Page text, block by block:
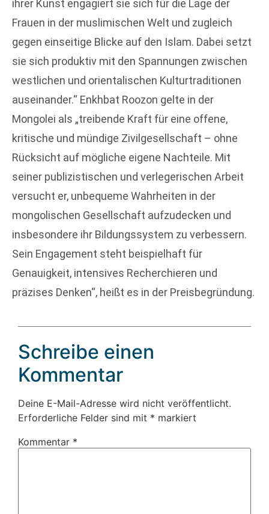
ihrer Kunst engagiert sie sich für die Lage der
Frauen in der muslimischen Welt und zugleich
gegen einseitige Blicke auf den Islam. Dabei setzt
sie sich produktiv mit den Spannungen zwischen
westlichen und orientalischen Kulturtraditionen
auseinander.“ Enkhbat Roozon gelte in der
Mongolei als „treibende Kraft für eine offene,
kritische und mündige Zivilgesellschaft – ohne
Rücksicht auf mögliche eigene Nachteile. Mit
seiner publizistischen und verlegerischen Arbeit
versucht er, unbequeme Wahrheiten in der
mongolischen Gesellschaft aufzudecken und
insbesondere ihr Bildungssystem zu verbessern.
Sein Engagement steht beispielhaft für
Genauigkeit, intensives Recherchieren und
präzises Denken“, heißt es in der Preisbegründung.
Schreibe einen
Kommentar
Deine E-Mail-Adresse wird nicht veröffentlicht.
Erforderliche Felder sind mit * markiert
Kommentar *